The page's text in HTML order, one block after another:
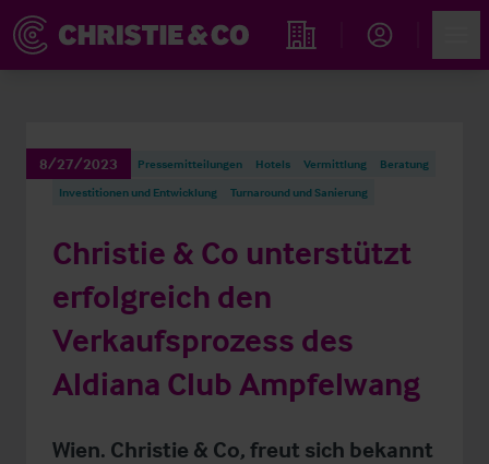
Immobiliensuche
8/27/2023 Pressemitteilungen Hotels Vermittlung
Beratung
Investitionen und Entwicklung
Turnaround und Sanierung
Christie & Co unterstützt
erfolgreich den
Verkaufsprozess des
Aldiana Club Ampfelwang
Wien. Christie & Co, freut sich bekannt